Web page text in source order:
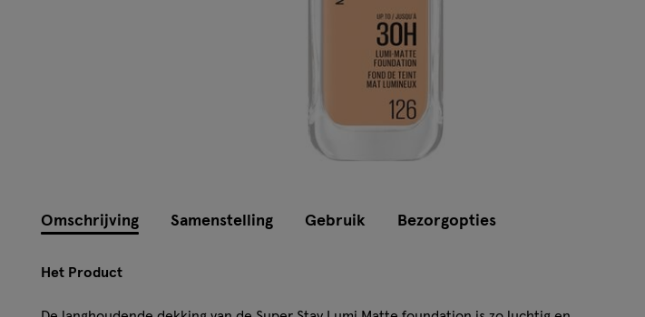
Instellingen aanpassen
Omschrijving Samenstelling Gebruik Bezorgopties
Het Product